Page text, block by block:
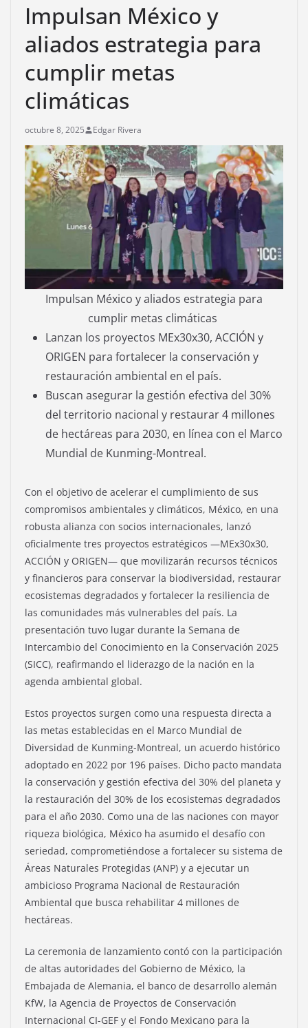
Impulsan México y
aliados estrategia para
cumplir metas
climáticas
octubre 8, 2025 Edgar Rivera
Impulsan México y aliados estrategia para
cumplir metas climáticas
Lanzan los proyectos MEx30x30, ACCIÓN y
ORIGEN para fortalecer la conservación y
restauración ambiental en el país.
Buscan asegurar la gestión efectiva del 30%
del territorio nacional y restaurar 4 millones
de hectáreas para 2030, en línea con el Marco
Mundial de Kunming-Montreal.
Con el objetivo de acelerar el cumplimiento de sus
compromisos ambientales y climáticos, México, en una
robusta alianza con socios internacionales, lanzó
oficialmente tres proyectos estratégicos —MEx30x30,
ACCIÓN y ORIGEN— que movilizarán recursos técnicos
y financieros para conservar la biodiversidad, restaurar
ecosistemas degradados y fortalecer la resiliencia de
las comunidades más vulnerables del país. La
presentación tuvo lugar durante la Semana de
Intercambio del Conocimiento en la Conservación 2025
(SICC), reafirmando el liderazgo de la nación en la
agenda ambiental global.
Estos proyectos surgen como una respuesta directa a
las metas establecidas en el Marco Mundial de
Diversidad de Kunming-Montreal, un acuerdo histórico
adoptado en 2022 por 196 países. Dicho pacto mandata
la conservación y gestión efectiva del 30% del planeta y
la restauración del 30% de los ecosistemas degradados
para el año 2030. Como una de las naciones con mayor
riqueza biológica, México ha asumido el desafío con
seriedad, comprometiéndose a fortalecer su sistema de
Áreas Naturales Protegidas (ANP) y a ejecutar un
ambicioso Programa Nacional de Restauración
Ambiental que busca rehabilitar 4 millones de
hectáreas.
La ceremonia de lanzamiento contó con la participación
de altas autoridades del Gobierno de México, la
Embajada de Alemania, el banco de desarrollo alemán
KfW, la Agencia de Proyectos de Conservación
Internacional CI-GEF y el Fondo Mexicano para la